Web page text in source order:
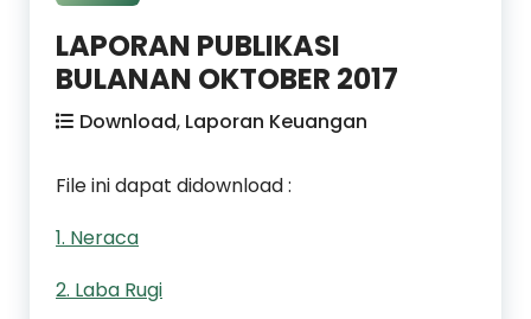
LAPORAN PUBLIKASI
BULANAN OKTOBER 2017
Download, Laporan Keuangan
File ini dapat didownload :
1. Neraca
2. Laba Rugi